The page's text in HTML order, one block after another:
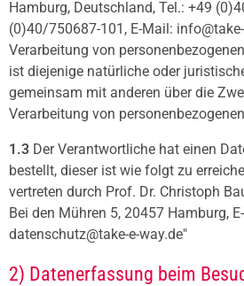
Hamburg, Deutschland, Tel.: +49
(0)40/750687-101, E-Mail:
Verarbeitung von
ist diejenige natürliche oder
gemeinsam mit anderen über die
Verarbeitung von
1.3 Der Verantwortliche hat einen
bestellt, dieser ist wie folgt zu
vertreten durch Prof. Dr. Christoph
Bei den Mühren 5, 20457 Hamburg,
datenschutz@take-e-way.de"
2) Datenerfassung beim